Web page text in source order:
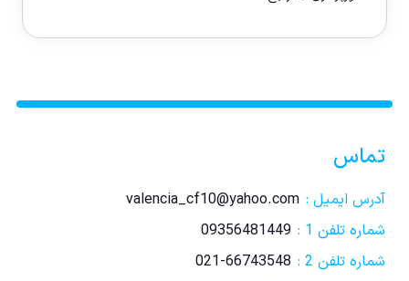
تماس
آدرس ایمیل : valencia_cf10@yahoo.com
شماره تلفن 1 :
09356481449
شماره تلفن 2 :
021-66743548